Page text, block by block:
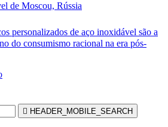
de Moscou, Rússia
personalizados de aço inoxidável são a
do consumismo racional na era pós-
 HEADER_MOBILE_SEARCH